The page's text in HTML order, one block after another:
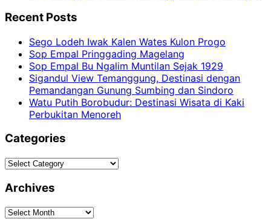
Recent Posts
Sego Lodeh Iwak Kalen Wates Kulon Progo
Sop Empal Pringgading Magelang
Sop Empal Bu Ngalim Muntilan Sejak 1929
Sigandul View Temanggung, Destinasi dengan
Pemandangan Gunung Sumbing dan Sindoro
Watu Putih Borobudur: Destinasi Wisata di Kaki
Perbukitan Menoreh
Categories
Categories
Archives
Archives